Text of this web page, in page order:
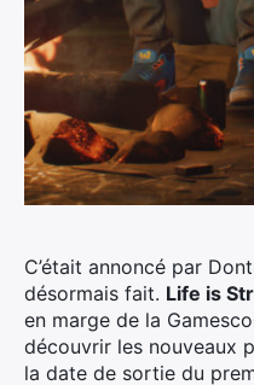
C’était annoncé par
désormais fait. Life is
en marge de la
découvrir les nouveaux
la date de sortie du